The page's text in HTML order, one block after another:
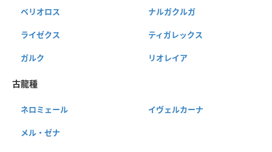
ベリオロス ナルガクルガ
ライゼクス ティガレックス
ガルク リオレイア
古龍種
ネロミェール イヴェルカーナ
メル・ゼナ